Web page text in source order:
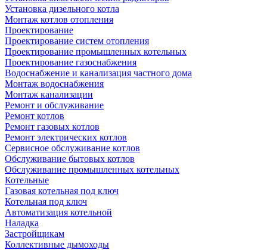
Установка дизельного котла
Монтаж котлов отопления
Проектирование
Проектирование систем отопления
Проектирование промышленных котельных
Проектирование газоснабжения
Водоснабжение и канализация частного дома
Монтаж водоснабжения
Монтаж канализации
Ремонт и обслуживание
Ремонт котлов
Ремонт газовых котлов
Ремонт электрических котлов
Сервисное обслуживание котлов
Обслуживание бытовых котлов
Обслуживание промышленных котельных
Котельные
Газовая котельная под ключ
Котельная под ключ
Автоматизация котельной
Наладка
Застройщикам
Коллективные дымоходы